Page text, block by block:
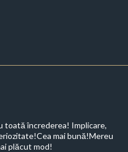
toată încrederea! Implicare,
mai bună!Mereu
plăcut mod!